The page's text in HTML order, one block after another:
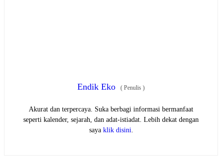
Endik Eko ( Penulis )
Akurat dan terpercaya. Suka berbagi informasi bermanfaat
seperti kalender, sejarah, dan adat-istiadat. Lebih dekat dengan
saya klik disini